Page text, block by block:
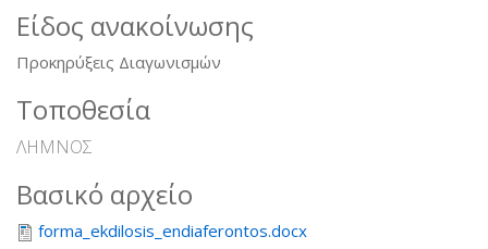
Είδος ανακοίνωσης
Προκηρύξεις Διαγωνισμών
Τοποθεσία
ΛΗΜΝΟΣ
Βασικό αρχείο
forma_ekdilosis_endiaferontos.docx